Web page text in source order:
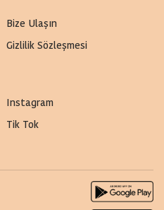
Bize Ulaşın
Gizlilik Sözleşmesi
Instagram
Tik Tok